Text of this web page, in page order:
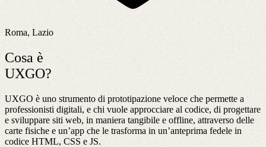
Roma, Lazio
Cosa è
UXGO?
UXGO è uno strumento di prototipazione veloce che permette a
professionisti digitali, e chi vuole approcciare al codice, di progettare
e sviluppare siti web, in maniera tangibile e offline, attraverso delle
carte fisiche e un’app che le trasforma in un’anteprima fedele in
codice HTML, CSS e JS.